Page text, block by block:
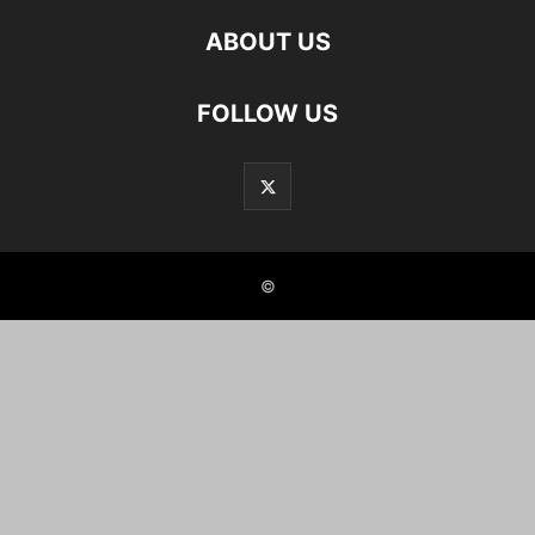
ABOUT US
FOLLOW US
©